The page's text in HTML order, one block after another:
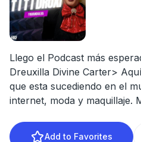
Llego el Podcast más
Dreuxilla Divine Carter>
que esta sucediendo en el
internet, moda y maquillaje.
Add to Favorites